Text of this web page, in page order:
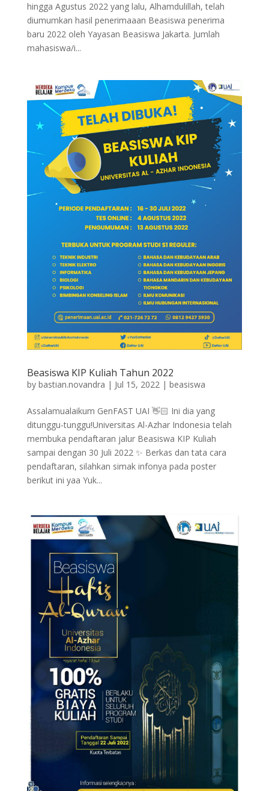
hingga Agustus 2022 yang lalu, Alhamdulillah, telah
diumumkan hasil penerimaaan Beasiswa penerima
baru 2022 oleh Yayasan Beasiswa Jakarta. Jumlah
mahasiswa/i...
Beasiswa KIP Kuliah Tahun 2022
by bastian.novandra | Jul 15, 2022| beasiswa
Assalamualaikum GenFAST UAI 👋🏻 Ini dia yang
ditunggu-tunggu!Universitas Al-Azhar Indonesia telah
membuka pendaftaran jalur Beasiswa KIP Kuliah
sampai dengan 30 Juli 2022 ✨ Berkas dan tata cara
pendaftaran, silahkan simak infonya pada poster
berikut ini yaa Yuk...